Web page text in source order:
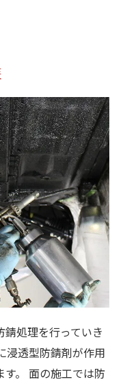
処理を行っていき
浸透型防錆剤が作用
。 面の施工では防